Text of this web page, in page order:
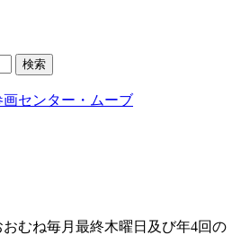
むね毎月最終木曜日及び年4回の